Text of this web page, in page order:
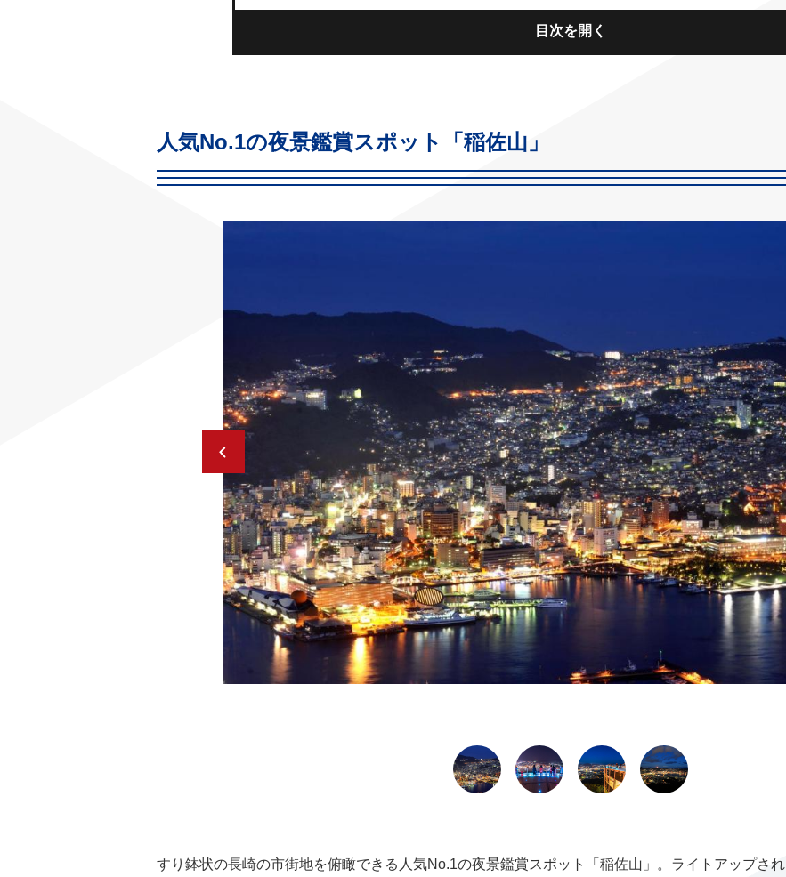
目次を開く
人気No.1の夜景鑑賞スポット「稲佐山」
すり鉢状の長崎の市街地を俯瞰できる人気No.1の夜景鑑賞スポット「稲佐山」。ライトアップさ